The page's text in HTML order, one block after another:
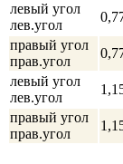
левый угол
лев.угол
правый угол
прав.угол
левый угол
лев.угол
правый угол
прав.угол